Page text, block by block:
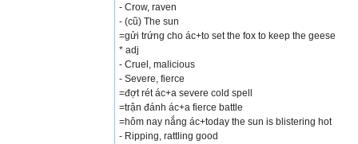
- Crow, raven
- (cũ) The sun
=gửi trứng cho ác+to set the fox to keep the geese
* adj
- Cruel, malicious
- Severe, fierce
=đợt rét ác+a severe cold spell
=trận đánh ác+a fierce battle
=hôm nay nắng ác+today the sun is blistering hot
- Ripping, rattling good